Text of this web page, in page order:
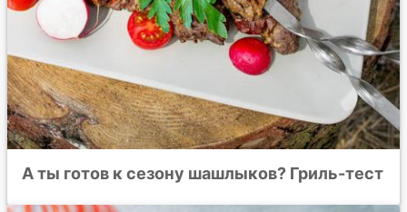
А ты готов к сезону шашлыков? Гриль-тест